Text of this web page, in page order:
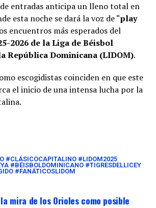
entradas anticipa un lleno total en
esta noche se dará la voz de “play
encuentros más esperados del
2026 de la Liga de Béisbol
República Dominicana (LIDOM).
escogidistas coinciden en que este
el inicio de una intensa lucha por la
#CLÁSICOCAPITALINO #LIDOM2025
#BÉISBOLDOMINICANO #TIGRESDELLICEY
#FANÁTICOSLIDOM
mira de los Orioles como posible